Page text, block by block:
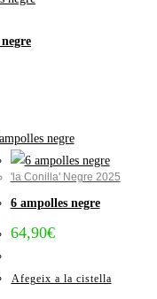
'la Conilla' Negre 2025
6 ampolles negre
64,90€
Afegeix a la cistella